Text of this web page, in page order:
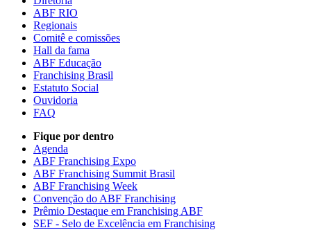
ABF RIO
Regionais
Comitê e comissões
Hall da fama
ABF Educação
Franchising Brasil
Estatuto Social
Ouvidoria
FAQ
Fique por dentro
Agenda
ABF Franchising Expo
ABF Franchising Summit Brasil
ABF Franchising Week
Convenção do ABF Franchising
Prêmio Destaque em Franchising ABF
SEF - Selo de Excelência em Franchising